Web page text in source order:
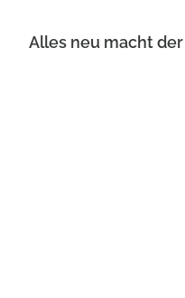
Alles neu macht